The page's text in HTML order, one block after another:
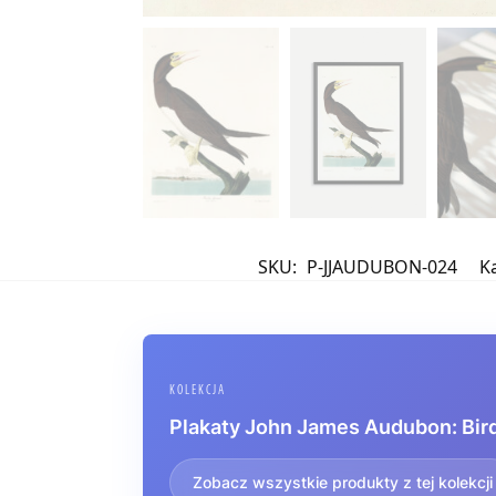
SKU: P-JJAUDUBON-024
KOLEKCJA
Plakaty John James Audubon:
Zobacz wszystkie produkty z tej kolekcji